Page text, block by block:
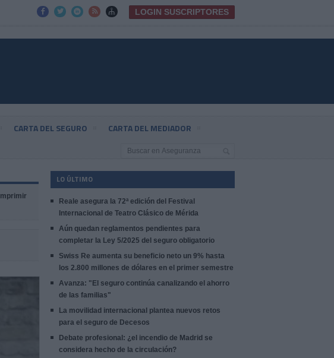
     LOGIN SUSCRIPTORES
CARTA DEL SEGURO CARTA DEL MEDIADOR
Imprimir
LO ÚLTIMO
Reale asegura la 72ª edición del Festival
Internacional de Teatro Clásico de Mérida
Aún quedan reglamentos pendientes para
completar la Ley 5/2025 del seguro obligatorio
Swiss Re aumenta su beneficio neto un 9% hasta
los 2.800 millones de dólares en el primer semestre
Avanza: "El seguro continúa canalizando el ahorro
de las familias"
La movilidad internacional plantea nuevos retos
para el seguro de Decesos
Debate profesional: ¿el incendio de Madrid se
considera hecho de la circulación?